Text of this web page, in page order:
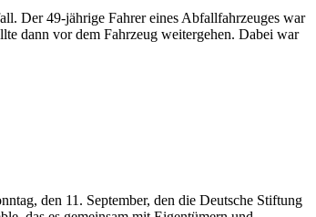
Der 49-jährige Fahrer eines Abfallfahrzeuges war
dann vor dem Fahrzeug weitergehen. Dabei war
den 11. September, den die Deutsche Stiftung